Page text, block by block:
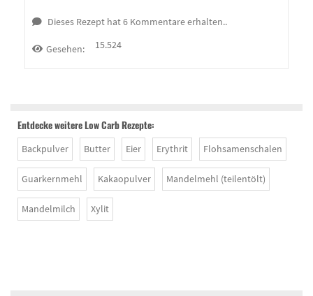
Dieses Rezept hat 6 Kommentare erhalten..
Gesehen: 15.524
Entdecke weitere Low Carb Rezepte:
Backpulver Butter Eier Erythrit Flohsamenschalen
Guarkernmehl Kakaopulver Mandelmehl (teilentölt)
Mandelmilch Xylit